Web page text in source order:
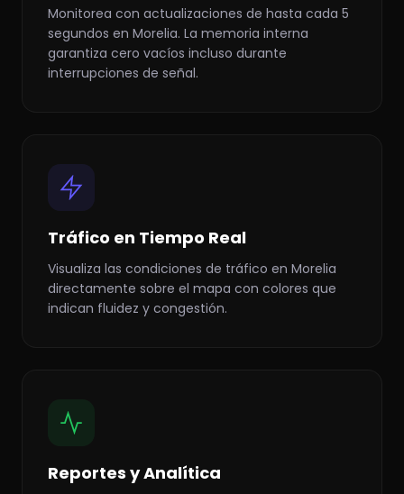
Monitorea con actualizaciones de hasta cada 5
segundos en Morelia. La memoria interna
garantiza cero vacíos incluso durante
interrupciones de señal.
Tráfico en Tiempo Real
Visualiza las condiciones de tráfico en Morelia
directamente sobre el mapa con colores que
indican fluidez y congestión.
Reportes y Analítica